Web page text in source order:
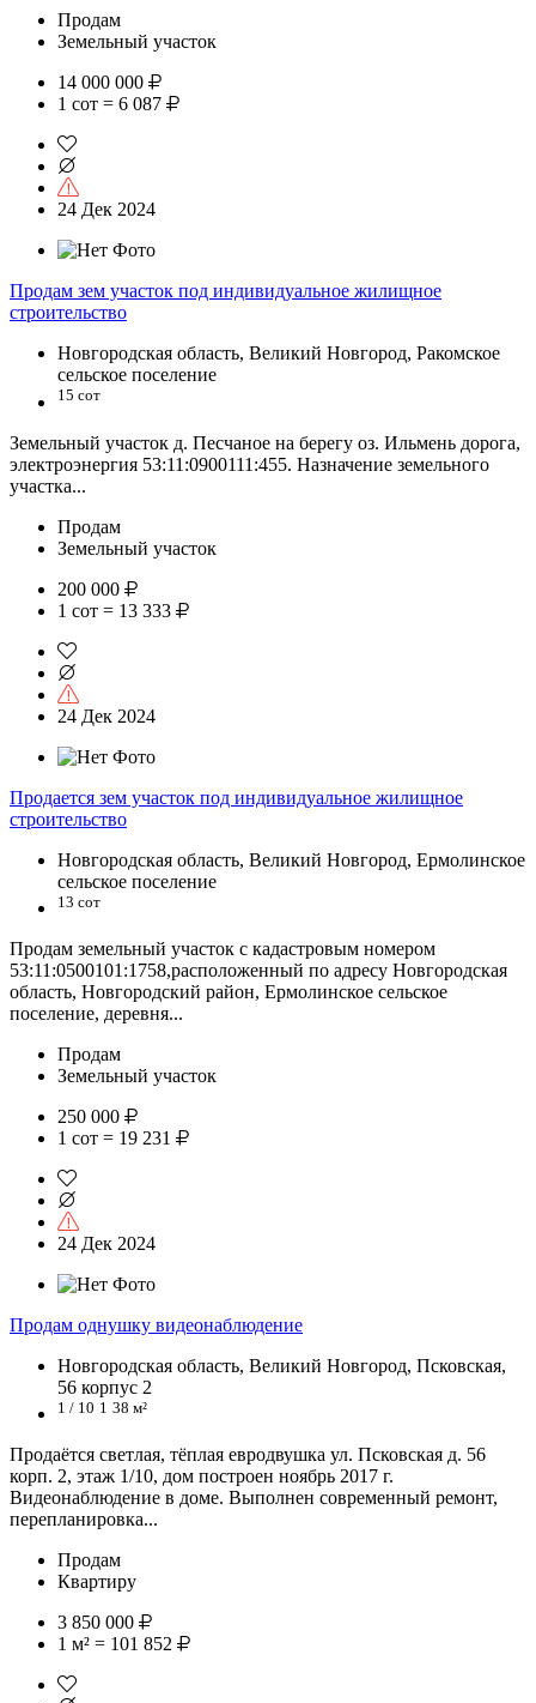
Продам
Земельный участок
14 000 000
1 сот = 6 087
24 Дек 2024
Продам зем участок под индивидуальное жилищное
строительство
Новгородская область, Великий Новгород, Ракомское
сельское поселение
15 сот
Земельный участок д. Песчаное на берегу оз. Ильмень дорога,
электроэнергия 53:11:0900111:455. Назначение земельного
участка...
Продам
Земельный участок
200 000
1 сот = 13 333
24 Дек 2024
Продается зем участок под индивидуальное жилищное
строительство
Новгородская область, Великий Новгород, Ермолинское
сельское поселение
13 сот
Продам земельный участок с кадастровым номером
53:11:0500101:1758,расположенный по адресу Новгородская
область, Новгородский район, Ермолинское сельское
поселение, деревня...
Продам
Земельный участок
250 000
1 сот = 19 231
24 Дек 2024
Продам однушку видеонаблюдение
Новгородская область, Великий Новгород, Псковская,
56 корпус 2
1 / 10 1 38 м²
Продаётся светлая, тёплая евродвушка ул. Псковская д. 56
корп. 2, этаж 1/10, дом построен ноябрь 2017 г.
Видеонаблюдение в доме. Выполнен современный ремонт,
перепланировка...
Продам
Квартиру
3 850 000
1 м² = 101 852